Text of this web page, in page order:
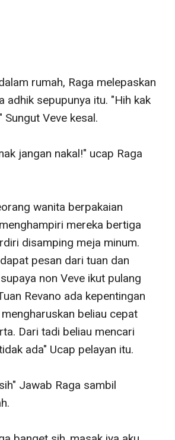
rumah, Raga melepaskan
adhik sepupunya itu. "Hih kak
Sungut Veve kesal.
jangan nakal!" ucap Raga
wanita berpakaian
mereka bertiga
disamping meja minum.
pesan dari tuan dan
non Veve ikut pulang
Revano ada kepentingan
beliau cepat
Dari tadi beliau mencari
ada" Ucap pelayan itu.
Jawab Raga sambil